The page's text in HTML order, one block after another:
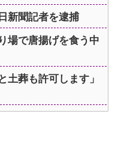
新聞記者を逮捕
場で唐揚げを食う中
土葬も許可します」